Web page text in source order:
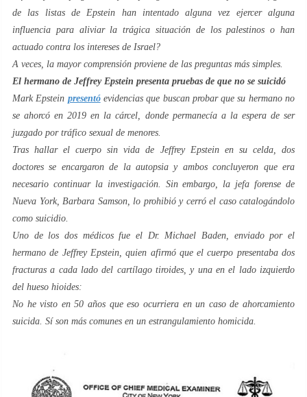
de las listas de Epstein han intentado alguna vez ejercer alguna
influencia para aliviar la trágica situación de los palestinos o han
actuado contra los intereses de Israel?
A veces, la mayor comprensión proviene de las preguntas más simples.
El hermano de Jeffrey Epstein presenta pruebas de que no se suicidó
Mark Epstein presentóevidencias que buscan probar que su hermano no
se ahorcó en 2019 en la cárcel, donde permanecía a la espera de ser
juzgado por tráfico sexual de menores.
Tras hallar el cuerpo sin vida de Jeffrey Epstein en su celda, dos
doctores se encargaron de la autopsia y ambos concluyeron que era
necesario continuar la investigación. Sin embargo, la jefa forense de
Nueva York, Barbara Samson, lo prohibió y cerró el caso catalogándolo
como suicidio.
Uno de los dos médicos fue el Dr. Michael Baden, enviado por el
hermano de Jeffrey Epstein, quien afirmó que el cuerpo presentaba dos
fracturas a cada lado del cartílago tiroides, y una en el lado izquierdo
del hueso hioides:
No he visto en 50 años que eso ocurriera en un caso de ahorcamiento
suicida. Sí son más comunes en un estrangulamiento homicida